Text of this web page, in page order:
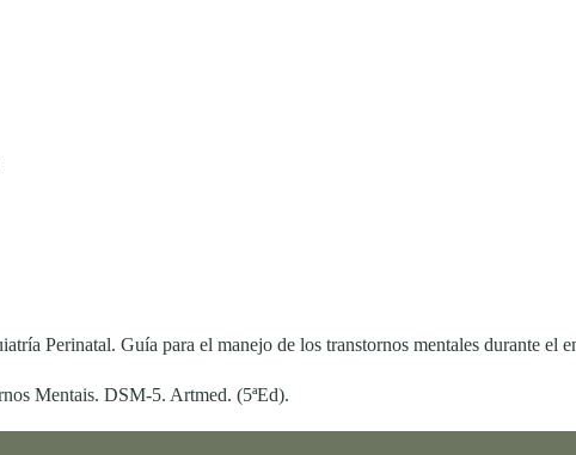
Perinatal. Guía para el manejo de los transtornos mentales durante el
Mentais. DSM-5. Artmed. (5ªEd).